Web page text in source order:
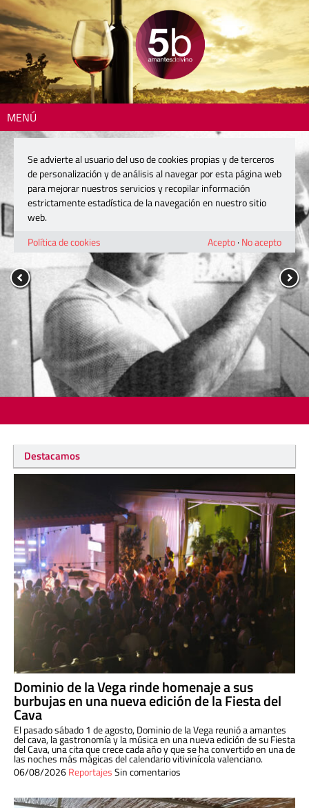
MENÚ
Destacamos
Dominio de la Vega rinde homenaje a sus
burbujas en una nueva edición de la Fiesta del
Cava
El pasado sábado 1 de agosto, Dominio de la Vega reunió a amantes
del cava, la gastronomía y la música en una nueva edición de su Fiesta
del Cava, una cita que crece cada año y que se ha convertido en una de
las noches más mágicas del calendario vitivinícola valenciano.
06/08/2026ReportajesSin comentarios
Se advierte al usuario del uso de cookies propias y de terceros
de personalización y de análisis al navegar por esta página web
para mejorar nuestros servicios y recopilar información
estrictamente estadística de la navegación en nuestro sitio
web.
Política de cookies
Acepto· No acepto